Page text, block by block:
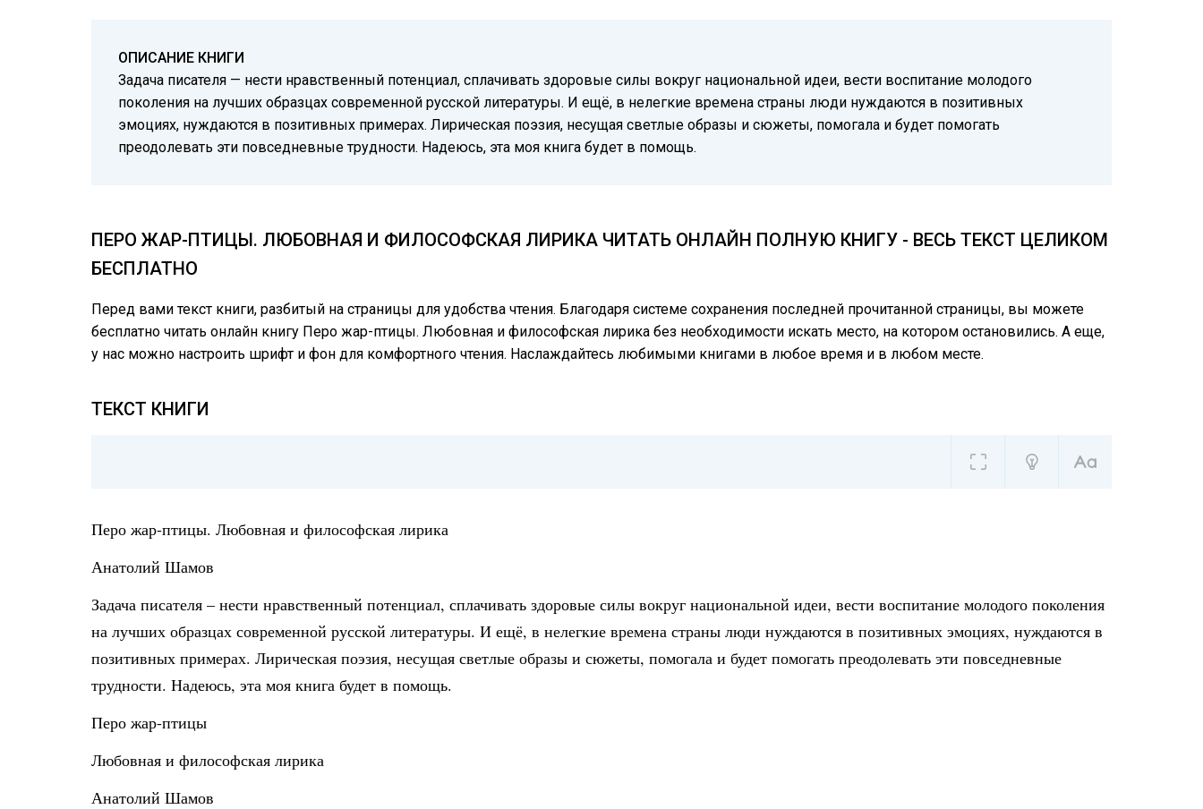
ОПИСАНИЕ КНИГИ
Задача писателя — нести нравственный потенциал, сплачивать здоровые силы вокруг национальной идеи, вести воспитание молодого
поколения на лучших образцах современной русской литературы. И ещё, в нелегкие времена страны люди нуждаются в позитивных
эмоциях, нуждаются в позитивных примерах. Лирическая поэзия, несущая светлые образы и сюжеты, помогала и будет помогать
преодолевать эти повседневные трудности. Надеюсь, эта моя книга будет в помощь.
ПЕРО ЖАР-ПТИЦЫ. ЛЮБОВНАЯ И ФИЛОСОФСКАЯ ЛИРИКА ЧИТАТЬ ОНЛАЙН ПОЛНУЮ КНИГУ - ВЕСЬ ТЕКСТ ЦЕЛИКОМ
БЕСПЛАТНО
Перед вами текст книги, разбитый на страницы для удобства чтения. Благодаря системе сохранения последней прочитанной страницы, вы можете
бесплатно читать онлайн книгу Перо жар-птицы. Любовная и философская лирика без необходимости искать место, на котором остановились. А еще,
у нас можно настроить шрифт и фон для комфортного чтения. Наслаждайтесь любимыми книгами в любое время и в любом месте.
ТЕКСТ КНИГИ
Перо жар-птицы. Любовная и философская лирика
Анатолий Шамов
Задача писателя – нести нравственный потенциал, сплачивать здоровые силы вокруг национальной идеи, вести воспитание молодого поколения
на лучших образцах современной русской литературы. И ещё, в нелегкие времена страны люди нуждаются в позитивных эмоциях, нуждаются в
позитивных примерах. Лирическая поэзия, несущая светлые образы и сюжеты, помогала и будет помогать преодолевать эти повседневные
трудности. Надеюсь, эта моя книга будет в помощь.
Перо жар-птицы
Любовная и философская лирика
Анатолий Шамов